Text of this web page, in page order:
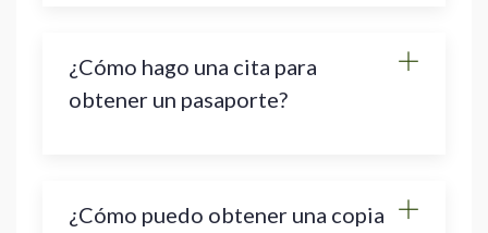
¿Cómo hago una cita para
obtener un pasaporte?
¿Cómo puedo obtener una copia